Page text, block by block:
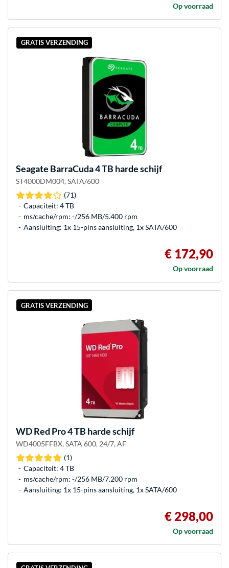
Op voorraad
GRATIS VERZENDING
Seagate BarraCuda 4 TB harde schijf
ST4000DM004, SATA/600
(71)
Capaciteit: 4 TB
ms/cache/rpm: -/256 MB/5.400 rpm
Aansluiting: 1x 15-pins aansluiting, 1x SATA/600
€ 172,90
Op voorraad
GRATIS VERZENDING
WDRed Pro 4 TB harde schijf
WD4005FFBX, SATA 600, 24/7, AF
(1)
Capaciteit: 4 TB
ms/cache/rpm: -/256 MB/7.200 rpm
Aansluiting: 1x 15-pins aansluiting, 1x SATA/600
€ 298,00
Op voorraad